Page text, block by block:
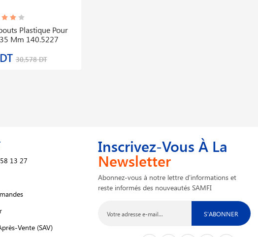
Plastique Pour
Mm 140.5227
30,578 DT
13 27
Vente (SAV)
Inscrivez-Vous À La
Newsletter
Abonnez-vous à notre lettre d'informations et
reste informés des nouveautés SAMFI
S'ABONNER